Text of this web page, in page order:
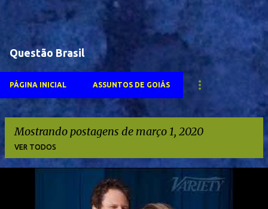
Questão Brasil
PÁGINA INICIAL ASSUNTOS DE GOIÁS
Mostrando postagens de março 1, 2020
VER TODOS